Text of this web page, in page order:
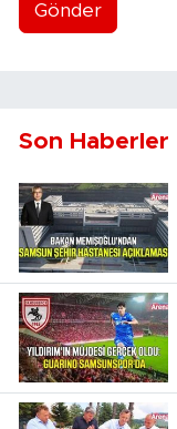
Gönder
Son Haberler